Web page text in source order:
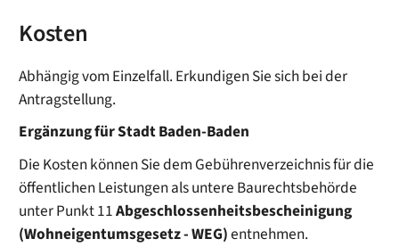
Kosten
Abhängig vom Einzelfall. Erkundigen Sie sich bei der
Antragstellung.
Ergänzung für Stadt Baden-Baden
Die Kosten können Sie dem Gebührenverzeichnis für die
öffentlichen Leistungen als untere Baurechtsbehörde
unter Punkt 11Abgeschlossenheitsbescheinigung
(Wohneigentumsgesetz - WEG)entnehmen.